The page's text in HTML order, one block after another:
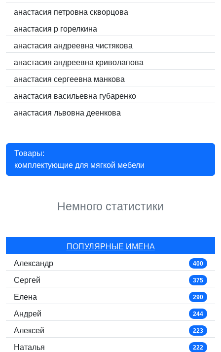
анастасия петровна скворцова
анастасия p горелкина
анастасия андреевна чистякова
анастасия андреевна криволапова
анастасия сергеевна манкова
анастасия васильевна губаренко
анастасия львовна деенкова
Товары:
комплектующие для мягкой мебели
Немного статистики
ПОПУЛЯРНЫЕ ИМЕНА
Александр
400
Сергей 375
Елена 290
Андрей 244
Алексей 223
Наталья 222